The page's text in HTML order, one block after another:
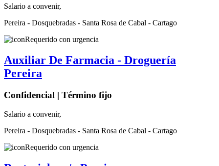
Salario a convenir,
Pereira - Dosquebradas - Santa Rosa de Cabal - Cartago
Requerido con urgencia
Auxiliar De Farmacia - Droguería
Pereira
Confidencial | Término fijo
Salario a convenir,
Pereira - Dosquebradas - Santa Rosa de Cabal - Cartago
Requerido con urgencia